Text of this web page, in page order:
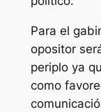
Para el
opositor
periplo ya
como